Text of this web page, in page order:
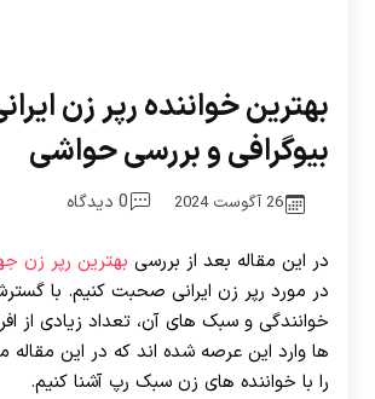
بهترین خواننده رپر زن
بیوگرافی و بررسی حواشی
26 آگوست 2024 0 دیدگاه
در این مقاله بعد از بررسی بهترین رپر زن
در مورد رپر زن ایرانی صحبت کنیم. با
خوانندگی و سبک های آن، تعداد زیادی از
ها وارد این عرصه شده اند که در این
را با خواننده های زن سبک رپ آشنا کنیم.